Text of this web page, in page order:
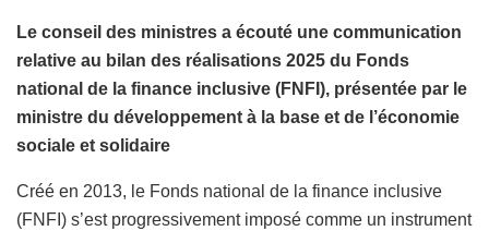
Le conseil des ministres a écouté une communication
relative au bilan des réalisations 2025 du Fonds
national de la finance inclusive (FNFI), présentée par le
ministre du développement à la base et de l’économie
sociale et solidaire
Créé en 2013, le Fonds national de la finance inclusive
(FNFI) s’est progressivement imposé comme un instrument